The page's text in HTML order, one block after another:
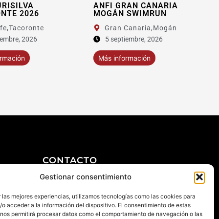
Gestionar consentimiento
las mejores experiencias, utilizamos tecnologías como las cookies para
o acceder a la información del dispositivo. El consentimiento de estas
permitirá procesar datos como el comportamiento de navegación o las
ANFI GRAN CANARIA
MOGÁN SWIMRUN
Gran Canaria,
5 septiembre, 2026
Más información
XIV 8KM OROTAVA
Más información
CONTACTO
+34 922 303 191
info@macaronesiasport.com
Trabaja con nosotros